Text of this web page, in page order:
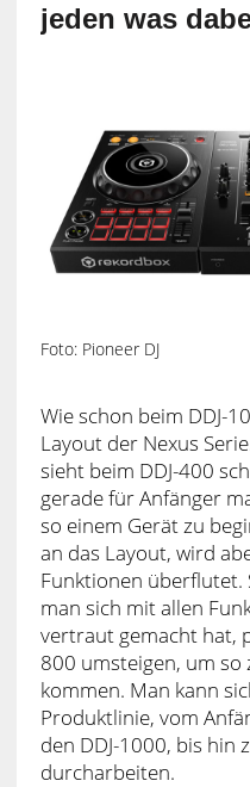
jeden was
Foto: Pioneer DJ
Wie schon beim DDJ-
Layout der Nexus
sieht beim DDJ-400
gerade für Anfänger
so einem Gerät zu
an das Layout, wird
Funktionen überflutet.
man sich mit allen
vertraut gemacht hat,
800 umsteigen, um
kommen. Man kann
Produktlinie, vom
den DDJ-1000, bis hin
durcharbeiten.